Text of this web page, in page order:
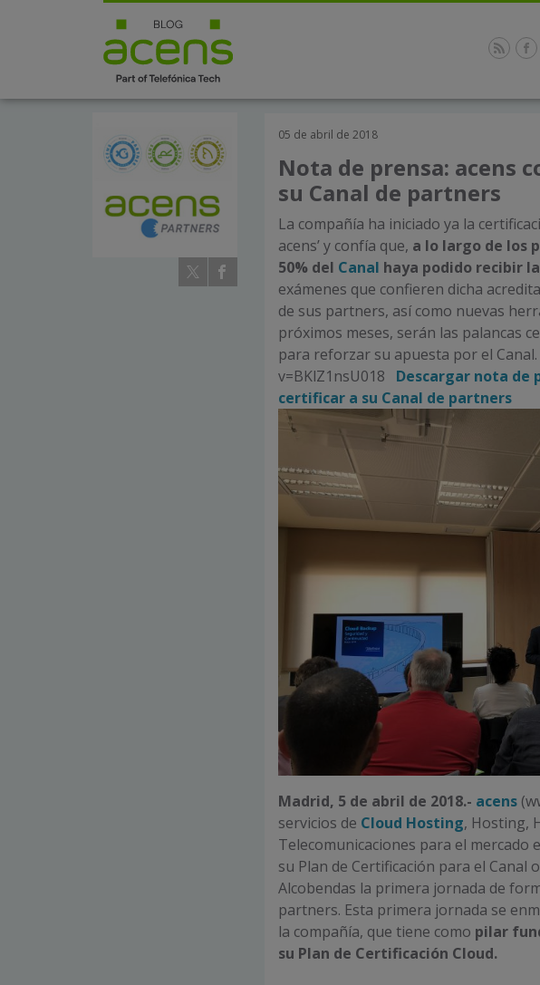
05 de abril de 2018
Nota de prensa: acens
su Canal de partners
La compañía ha iniciado ya la
acens’ y confía que, a lo largo de los
50% del Canal haya podido recibir
exámenes que confieren dicha
de sus partners, así como nuevas
próximos meses, serán las palancas
para reforzar su apuesta por el
v=BKlZ1nsU018 Descargar nota de
certificar a su Canal de partners
Madrid, 5 de abril de 2018.- acens
servicios de Cloud Hosting, Hosting,
Telecomunicaciones para el mercado
su Plan de Certificación para el Canal
Alcobendas la primera jornada de
partners. Esta primera jornada se
la compañía, que tiene como pilar
su Plan de Certificación Cloud.